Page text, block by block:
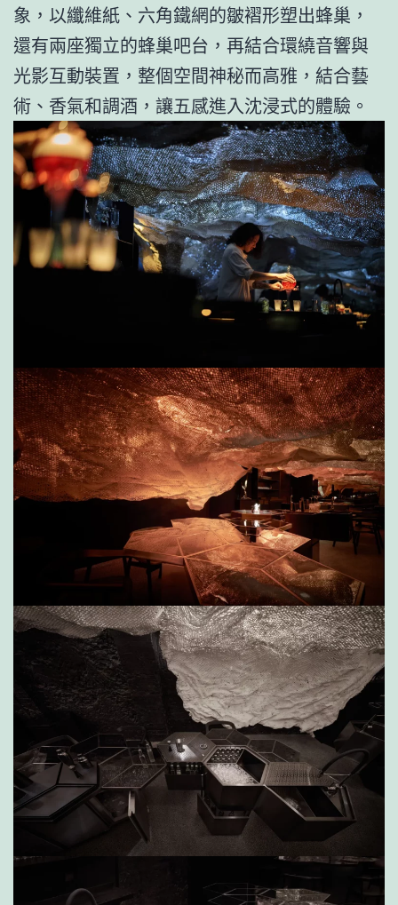
象，以纖維紙、六角鐵網的皺褶形塑出蜂巢，
還有兩座獨立的蜂巢吧台，再結合環繞音響與
光影互動裝置，整個空間神秘而高雅，結合藝
術、香氣和調酒，讓五感進入沈浸式的體驗。